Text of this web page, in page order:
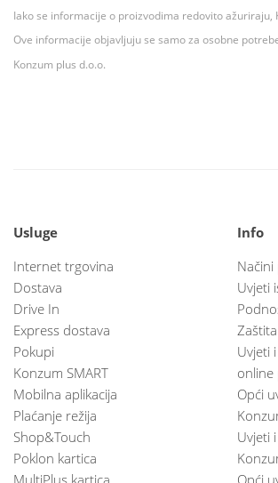
Iako se informacije o proizvodima redovito ažuriraju,
Ove informacije objavljuju se samo za osobne
Konzum plus d.o.o.
Usluge
Internet trgovina
Dostava
Drive In
Express dostava
Pokupi
Konzum SMART
Mobilna aplikacija
Plaćanje režija
Shop&Touch
Poklon kartica
MultiPlus kartica
Info
Načini
Uvjeti
Uvjeti
Opći
Uvjeti
Opći